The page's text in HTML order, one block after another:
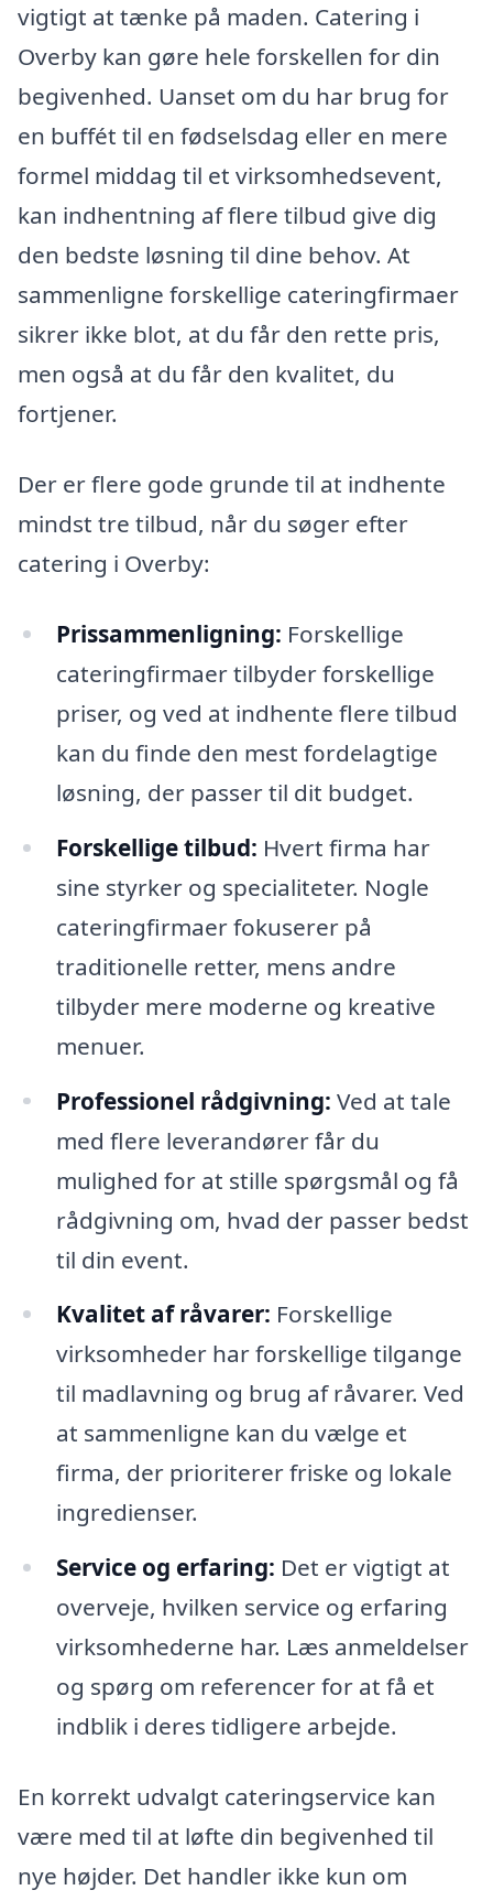
vigtigt at tænke på maden. Catering i
Overby kan gøre hele forskellen for din
begivenhed. Uanset om du har brug for
en buffét til en fødselsdag eller en mere
formel middag til et virksomhedsevent,
kan indhentning af flere tilbud give dig
den bedste løsning til dine behov. At
sammenligne forskellige cateringfirmaer
sikrer ikke blot, at du får den rette pris,
men også at du får den kvalitet, du
fortjener.
Der er flere gode grunde til at indhente
mindst tre tilbud, når du søger efter
catering i Overby:
Prissammenligning: Forskellige
cateringfirmaer tilbyder forskellige
priser, og ved at indhente flere tilbud
kan du finde den mest fordelagtige
løsning, der passer til dit budget.
Forskellige tilbud: Hvert firma har
sine styrker og specialiteter. Nogle
cateringfirmaer fokuserer på
traditionelle retter, mens andre
tilbyder mere moderne og kreative
menuer.
Professionel rådgivning: Ved at tale
med flere leverandører får du
mulighed for at stille spørgsmål og få
rådgivning om, hvad der passer bedst
til din event.
Kvalitet af råvarer: Forskellige
virksomheder har forskellige tilgange
til madlavning og brug af råvarer. Ved
at sammenligne kan du vælge et
firma, der prioriterer friske og lokale
ingredienser.
Service og erfaring: Det er vigtigt at
overveje, hvilken service og erfaring
virksomhederne har. Læs anmeldelser
og spørg om referencer for at få et
indblik i deres tidligere arbejde.
En korrekt udvalgt cateringservice kan
være med til at løfte din begivenhed til
nye højder. Det handler ikke kun om